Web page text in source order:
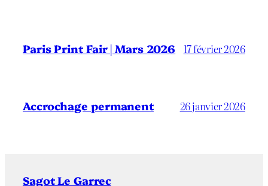
Paris Print Fair | Mars 2026 17 février 2026
Accrochage permanent 26 janvier 2026
Sagot Le Garrec